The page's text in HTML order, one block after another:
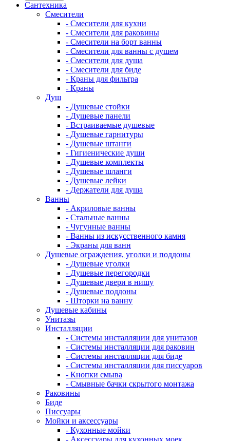
Сантехника
Смесители
- Смесители для кухни
- Смесители для раковины
- Смесители на борт ванны
- Смесители для ванны с душем
- Смесители для душа
- Смесители для биде
- Краны для фильтра
- Краны
Душ
- Душевые стойки
- Душевые панели
- Встраиваемые душевые
- Душевые гарнитуры
- Душевые штанги
- Гигиенические души
- Душевые комплекты
- Душевые шланги
- Душевые лейки
- Держатели для душа
Ванны
- Акриловые ванны
- Стальные ванны
- Чугунные ванны
- Ванны из искусственного камня
- Экраны для ванн
Душевые ограждения, уголки и поддоны
- Душевые уголки
- Душевые перегородки
- Душевые двери в нишу
- Душевые поддоны
- Шторки на ванну
Душевые кабины
Унитазы
Инсталляции
- Системы инсталляции для унитазов
- Системы инсталляции для раковин
- Системы инсталляции для биде
- Системы инсталляции для писсуаров
- Кнопки смыва
- Смывные бачки скрытого монтажа
Раковины
Биде
Писсуары
Мойки и аксессуары
- Кухонные мойки
- Аксессуары для кухонных моек